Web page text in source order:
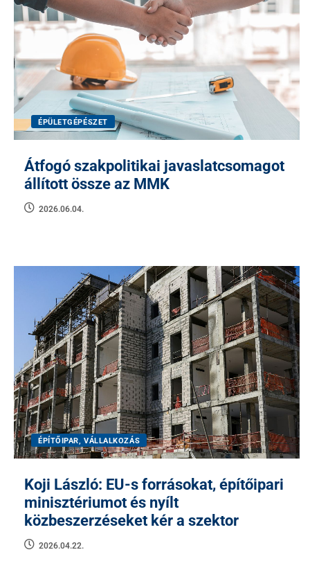
ÉPÜLETGÉPÉSZET
Átfogó szakpolitikai javaslatcsomagot
állított össze az MMK
2026.06.04.
ÉPÍTŐIPAR, VÁLLALKOZÁS
Koji László: EU-s forrásokat, építőipari
minisztériumot és nyílt
közbeszerzéseket kér a szektor
2026.04.22.